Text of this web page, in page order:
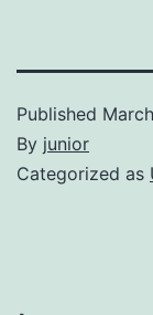
Published
By junior
Categorized as